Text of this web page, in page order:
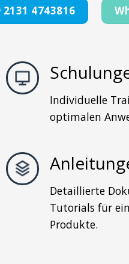
4743816
Individuelle
optimalen
Detaillierte
Tutorials für
Produkte.